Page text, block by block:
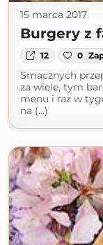
15 marca 2017
Burgery z
12 0
Smacznych
za wiele, tym
menu i raz w
na (...)